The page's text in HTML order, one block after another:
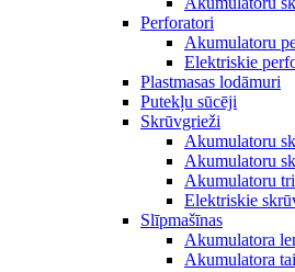
Perforatori
Akumulatoru
Elektriskie
Plastmasas lodāmuri
Putekļu sūcēji
Skrūvgrieži
Akumulatoru
Akumulatoru
Akumulatoru
Elektriskie
Slīpmašīnas
Akumulatora
Akumulatora